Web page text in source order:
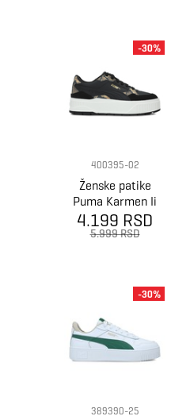
400395-02
Ženske patike
Puma Karmen Ii
Idol Snake Chic
4.199 RSD
5.999 RSD
-30%
389390-25
-30%